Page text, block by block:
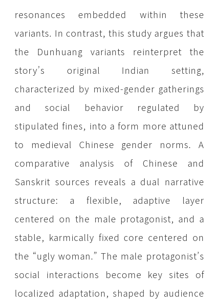
resonances embedded within these
variants. In contrast, this study argues that
the Dunhuang variants reinterpret the
story’s original Indian setting,
characterized by mixed-gender gatherings
and social behavior regulated by
stipulated fines, into a form more attuned
to medieval Chinese gender norms. A
comparative analysis of Chinese and
Sanskrit sources reveals a dual narrative
structure: a flexible, adaptive layer
centered on the male protagonist, and a
stable, karmically fixed core centered on
the “ugly woman.” The male protagonist’s
social interactions become key sites of
localized adaptation, shaped by audience